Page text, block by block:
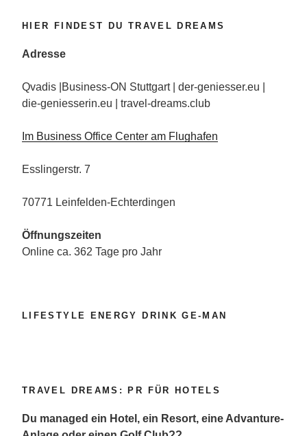
HIER FINDEST DU TRAVEL DREAMS
Adresse
Qvadis |Business-ON Stuttgart | der-geniesser.eu |
die-geniesserin.eu | travel-dreams.club
Im Business Office Center am Flughafen
Esslingerstr. 7
70771 Leinfelden-Echterdingen
Öffnungszeiten
Online ca. 362 Tage pro Jahr
LIFESTYLE ENERGY DRINK GE-MAN
TRAVEL DREAMS: PR FÜR HOTELS
Du managed ein Hotel, ein Resort, eine Advanture-